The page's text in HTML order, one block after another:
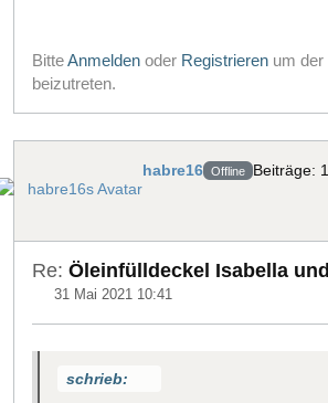
BitteAnmelden oder Registrieren um
beizutreten.
habre16 Offline Beiträge:
Re: Öleinfülldeckel Isabella
31 Mai 2021 10:41
schrieb: